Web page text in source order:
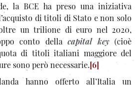
la BCE ha preso una iniziativa
di titoli di Stato e non solo
un trilione di euro nel 2020,
conto dellacapital key(cioè
di titoli italiani maggiore del
sono però necessarie.[6]
hanno offerto all’Italia un